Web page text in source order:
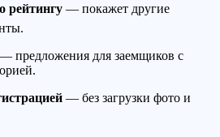
рейтингу — покажет другие
предложения для заемщиков с
— без загрузки фото и